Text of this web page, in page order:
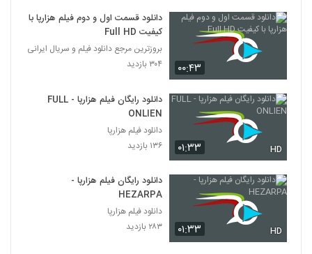
۰۰:۴۳
دانلود قسمت اول و دوم فیلم هزارپا با
کیفیت Full HD
بروزترین مرجع دانلود فیلم و سریال ایرانی
۳۰۴ بازدید
۰۱:۳۳ HD
دانلود رایگان فیلم هزارپا - FULL
ONLIEN
دانلود فیلم هزارپا
۱۳۶ بازدید
۰۱:۳۳ HD
دانلود رایگان فیلم هزارپا -
HEZARPA
دانلود فیلم هزارپا
۲۸۳ بازدید